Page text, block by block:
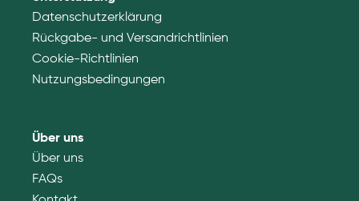
Datenschutzerklärung
Rückgabe- und Versandrichtlinien
Cookie-Richtlinien
Nutzungsbedingungen
Über uns
Über uns
FAQs